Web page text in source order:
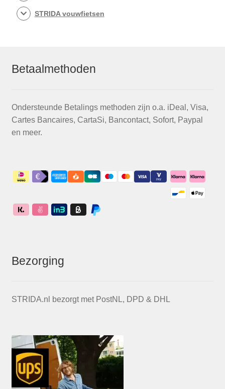
STRIDA vouwfietsen
Betaalmethoden
Ondersteunde Betalings methoden zijn o.a. iDeal, Visa,
Cartes Bancaires, CartaSi, Bancontact, Sofort, Paypal
en meer.
Bezorging
STRIDA.nl bezorgt met PostNL, DPD & DHL